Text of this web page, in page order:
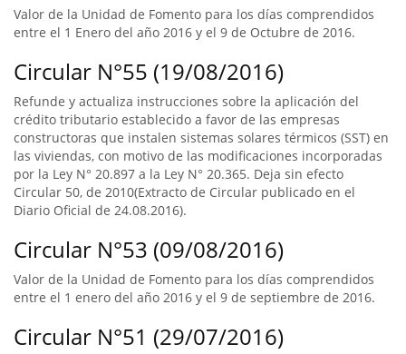
Valor de la Unidad de Fomento para los días comprendidos
entre el 1 Enero del año 2016 y el 9 de Octubre de 2016.
Circular N°55 (19/08/2016)
Refunde y actualiza instrucciones sobre la aplicación del
crédito tributario establecido a favor de las empresas
constructoras que instalen sistemas solares térmicos (SST) en
las viviendas, con motivo de las modificaciones incorporadas
por la Ley N° 20.897 a la Ley N° 20.365. Deja sin efecto
Circular 50, de 2010(Extracto de Circular publicado en el
Diario Oficial de 24.08.2016).
Circular N°53 (09/08/2016)
Valor de la Unidad de Fomento para los días comprendidos
entre el 1 enero del año 2016 y el 9 de septiembre de 2016.
Circular N°51 (29/07/2016)